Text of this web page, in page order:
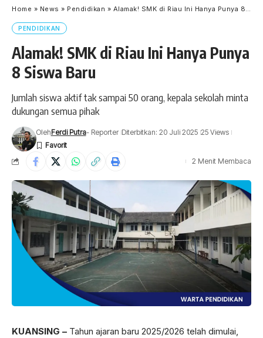
Home » News » Pendidikan » Alamak! SMK di Riau Ini Hanya Punya 8 Siswa Baru
PENDIDIKAN
Alamak! SMK di Riau Ini Hanya Punya
8 Siswa Baru
Jumlah siswa aktif tak sampai 50 orang, kepala sekolah minta
dukungan semua pihak
OlehFerdi Putra- Reporter Diterbitkan: 20 Juli 2025 25 Views
2 Menit Membaca
KUANSING – Tahun ajaran baru 2025/2026 telah dimulai,